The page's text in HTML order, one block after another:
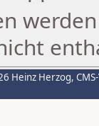
Heinz Herzog,